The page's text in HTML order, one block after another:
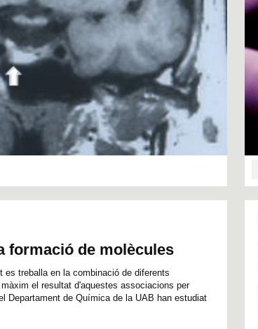
formació de molècules
treballa en la combinació de diferents
el resultat d'aquestes associacions per
Departament de Química de la UAB han estudiat